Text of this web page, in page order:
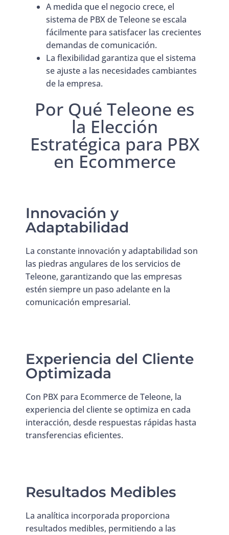
A medida que el negocio crece, el
sistema de PBX de Teleone se escala
fácilmente para satisfacer las crecientes
demandas de comunicación.
La flexibilidad garantiza que el sistema
se ajuste a las necesidades cambiantes
de la empresa.
Por Qué Teleone es
la Elección
Estratégica para PBX
en Ecommerce
Innovación y
Adaptabilidad
La constante innovación y adaptabilidad son
las piedras angulares de los servicios de
Teleone, garantizando que las empresas
estén siempre un paso adelante en la
comunicación empresarial.
Experiencia del Cliente
Optimizada
Con PBX para Ecommerce de Teleone, la
experiencia del cliente se optimiza en cada
interacción, desde respuestas rápidas hasta
transferencias eficientes.
Resultados Medibles
La analítica incorporada proporciona
resultados medibles, permitiendo a las